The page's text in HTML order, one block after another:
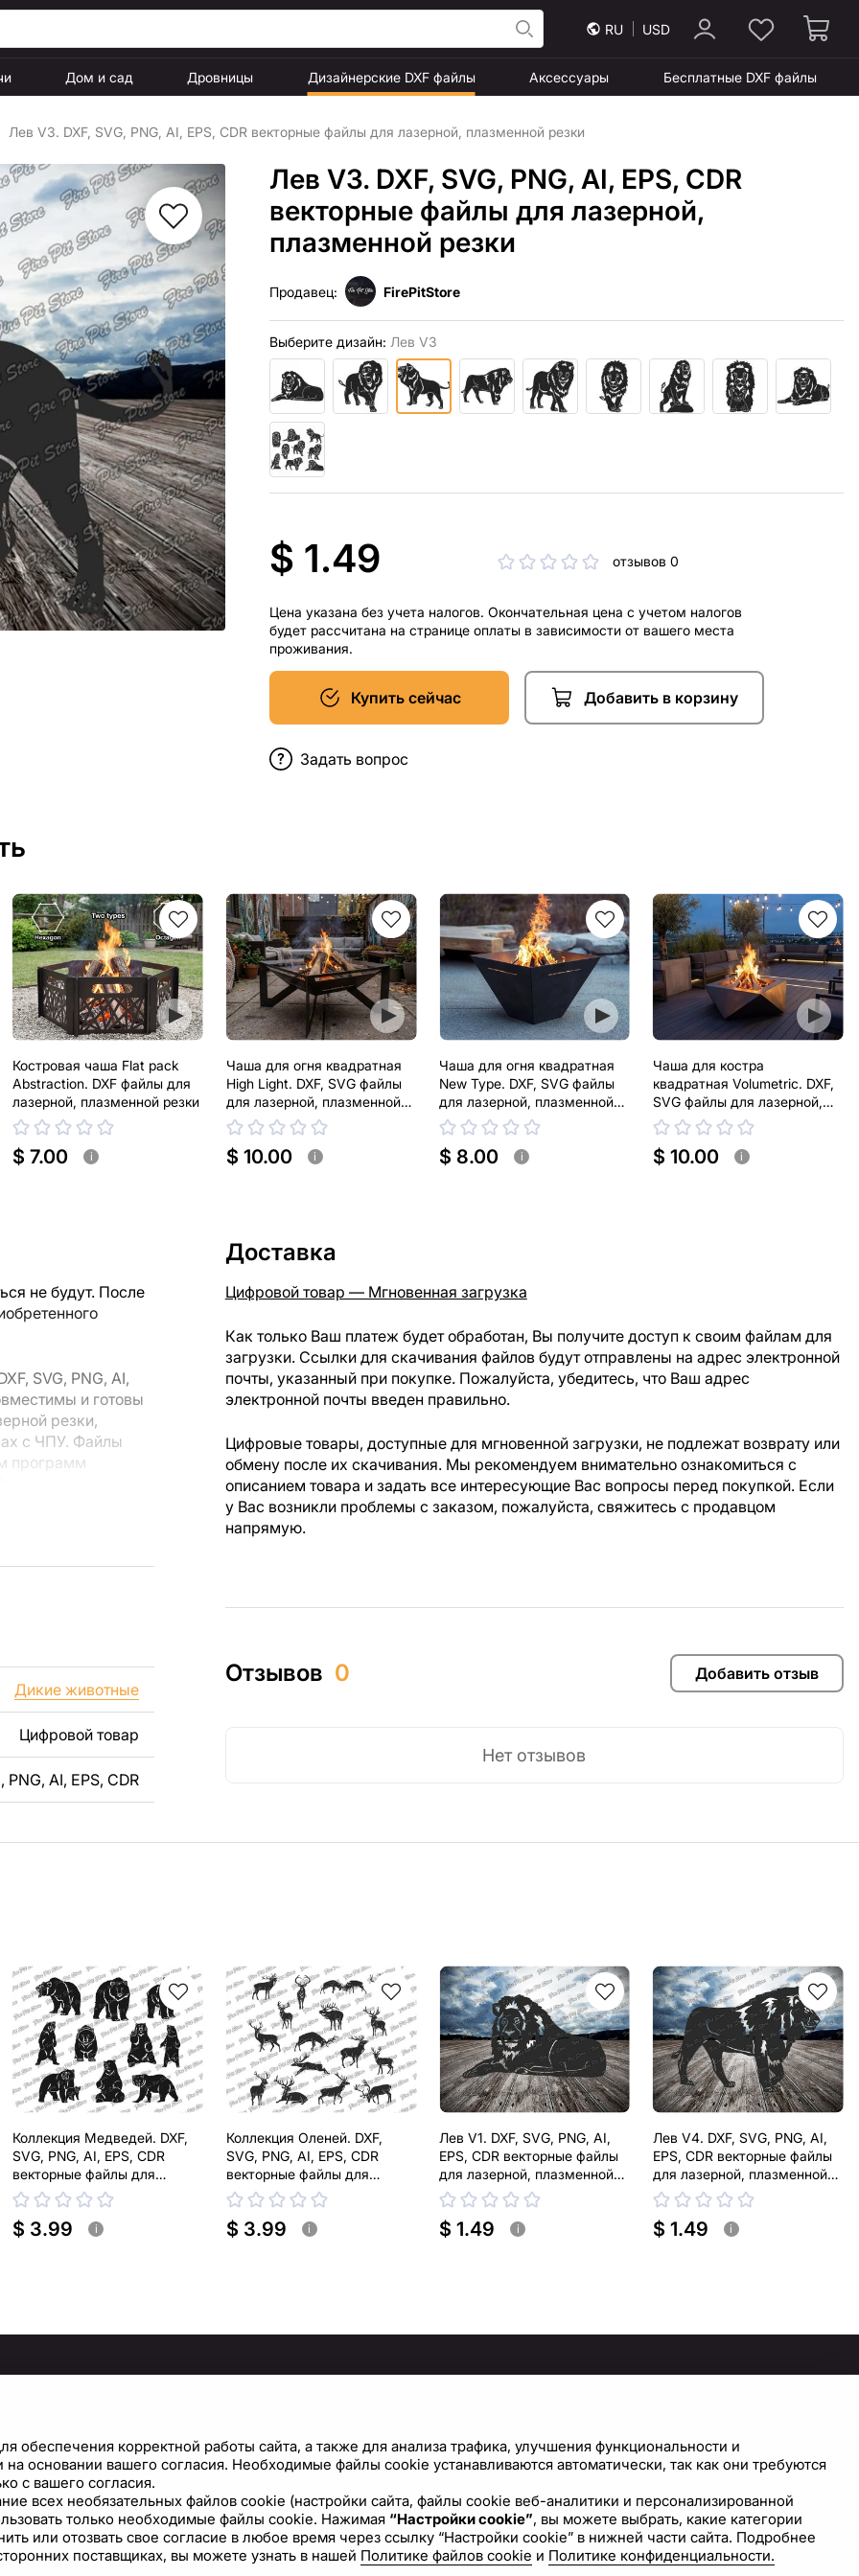
RU USD
Дом и сад Дровницы Дизайнерские DXF файлы Аксессуары Бесплатные DXF файлы
Лев V3. DXF, SVG, PNG, AI, EPS, CDR векторные файлы для лазерной, плазменной резки
Лев V3. DXF, SVG, PNG, AI, EPS, CDR
векторные файлы для лазерной,
плазменной резки
Продавец: FirePitStore
Выберите дизайн: Лев V3
$ 1.49 отзывов 0
Цена указана без учета налогов. Окончательная цена с учетом налогов
будет рассчитана на странице оплаты в зависимости от вашего места
проживания.
Купить сейчас Добавить в корзину
Задать вопрос
Костровая чаша Flat pack
Abstraction. DXF файлы для
лазерной, плазменной резки
$ 7.00 i
Чаша для огня квадратная
High Light. DXF, SVG файлы
для лазерной, плазменной
резки
$ 10.00 i
Чаша для огня квадратная
New Type. DXF, SVG файлы
для лазерной, плазменной
резки
$ 8.00 i
Чаша для костра
квадратная Volumetric. DXF,
SVG файлы для лазерной,
плазменной резки
$ 10.00 i
не будут. После
SVG, PNG, AI,
и готовы
резки,
с ЧПУ. Файлы
программ
созданы с
что
изображение,
дизайн изделия.
Дикие животные
Цифровой товар
PNG, AI, EPS, CDR
Доставка
Цифровой товар — Мгновенная загрузка
Как только Ваш платеж будет обработан, Вы получите доступ к своим файлам для
загрузки. Ссылки для скачивания файлов будут отправлены на адрес электронной
почты, указанный при покупке. Пожалуйста, убедитесь, что Ваш адрес
электронной почты введен правильно.
Цифровые товары, доступные для мгновенной загрузки, не подлежат возврату или
обмену после их скачивания. Мы рекомендуем внимательно ознакомиться с
описанием товара и задать все интересующие Вас вопросы перед покупкой. Если
у Вас возникли проблемы с заказом, пожалуйста, свяжитесь с продавцом
напрямую.
Отзывов 0 Добавить отзыв
Нет отзывов
Коллекция Медведей. DXF,
SVG, PNG, AI, EPS, CDR
векторные файлы для
лазерной, плазменной резки
$ 3.99 i
Коллекция Оленей. DXF,
SVG, PNG, AI, EPS, CDR
векторные файлы для
лазерной, плазменной резки
$ 3.99 i
Лев V1. DXF, SVG, PNG, AI,
EPS, CDR векторные файлы
для лазерной, плазменной
резки
$ 1.49 i
Лев V4. DXF, SVG, PNG, AI,
EPS, CDR векторные файлы
для лазерной, плазменной
резки
$ 1.49 i
Условия использования сайта
Политика файлов cookie
Лицензионное соглашение
Настройки cookie
Напишите нам
корректной работы сайта, а также для анализа трафика, улучшения функциональности и
основании вашего согласия. Необходимые файлы cookie устанавливаются автоматически, так как они требуются
с вашего согласия.
всех необязательных файлов cookie (настройки сайта, файлы cookie веб-аналитики и персонализированной
только необходимые файлы cookie. Нажимая “Настройки cookie”, вы можете выбрать, какие категории
или отозвать свое согласие в любое время через ссылку “Настройки cookie” в нижней части сайта. Подробнее
поставщиках, вы можете узнать в нашей Политике файлов cookie и Политике конфиденциальности.